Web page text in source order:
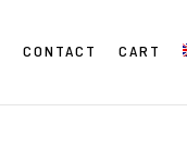
CONTACT CART